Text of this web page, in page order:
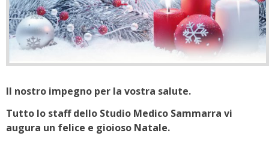
Il nostro impegno per la vostra salute.
Tutto lo staff dello Studio Medico Sammarra vi
augura un felice e gioioso Natale.